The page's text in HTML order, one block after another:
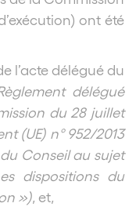
ont été
l’acte délégué du
délégué
du 28 juillet
(UE) n° 952/2013
Conseil au sujet
dispositions du
»), et,